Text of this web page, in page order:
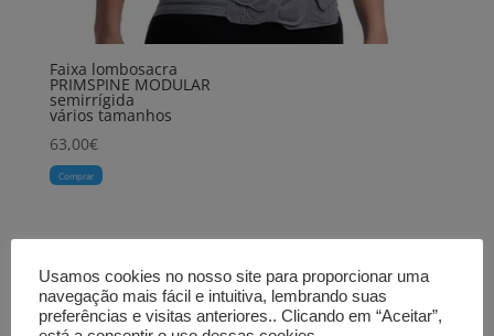
Faixa lombosacra
PRIMSPINE MODULAR
semirrígida
vários tamanhos
63,00€
Comprar
Usamos cookies no nosso site para proporcionar uma
navegação mais fácil e intuitiva, lembrando suas
preferências e visitas anteriores.. Clicando em “Aceitar”,